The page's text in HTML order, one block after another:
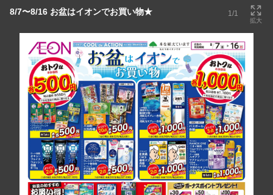
8/7〜8/16 お盆はイオンでお買い物★ 1/1
拡大